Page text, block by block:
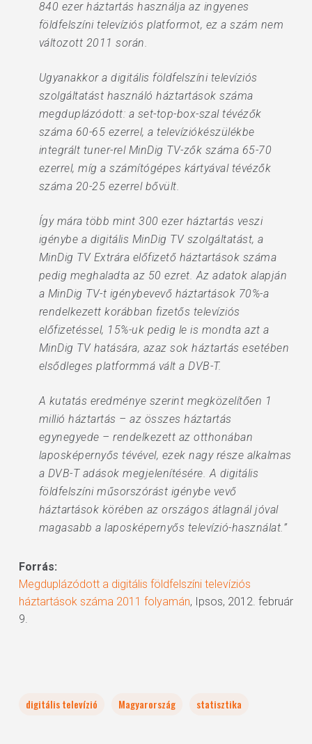
840 ezer háztartás használja az ingyenes
földfelszíni televíziós platformot, ez a szám nem
változott 2011 során.
Ugyanakkor a digitális földfelszíni televíziós
szolgáltatást használó háztartások száma
megduplázódott: a set-top-box-szal tévézők
száma 60-65 ezerrel, a televíziókészülékbe
integrált tuner-rel MinDig TV-zők száma 65-70
ezerrel, míg a számítógépes kártyával tévézők
száma 20-25 ezerrel bővült.
Így mára több mint 300 ezer háztartás veszi
igénybe a digitális MinDig TV szolgáltatást, a
MinDig TV Extrára előfizető háztartások száma
pedig meghaladta az 50 ezret. Az adatok alapján
a MinDig TV-t igénybevevő háztartások 70%-a
rendelkezett korábban fizetős televíziós
előfizetéssel, 15%-uk pedig le is mondta azt a
MinDig TV hatására, azaz sok háztartás esetében
elsődleges platformmá vált a DVB-T.
A kutatás eredménye szerint megközelítően 1
millió háztartás – az összes háztartás
egynegyede – rendelkezett az otthonában
laposképernyős tévével, ezek nagy része alkalmas
a DVB-T adások megjelenítésére. A digitális
földfelszíni műsorszórást igénybe vevő
háztartások körében az országos átlagnál jóval
magasabb a laposképernyős televízió-használat.”
Forrás:
Megduplázódott a digitális földfelszíni televíziós
háztartások száma 2011 folyamán, Ipsos, 2012. február
9.
digitális televízió Magyarország statisztika